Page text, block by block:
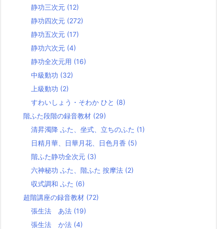
静功三次元 (12)
静功四次元 (272)
静功五次元 (17)
静功六次元 (4)
静功全次元用 (16)
中級動功 (32)
上級動功 (2)
すわいしょう・そわか ひと (8)
階ふた段階の録音教材 (29)
清昇濁降 ふた、坐式、立ちのふた (1)
日精月華、日華月花、日色月香 (5)
階ふた静功全次元 (3)
六神秘功 ふた、階ふた 按摩法 (2)
収式調和 ふた (6)
超階講座の録音教材 (72)
張生法 あ法 (19)
張生法 か法 (4)